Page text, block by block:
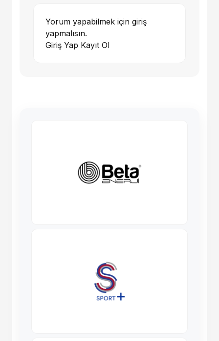
Yorum yapabilmek için giriş
yapmalısın.
Giriş Yap Kayıt Ol